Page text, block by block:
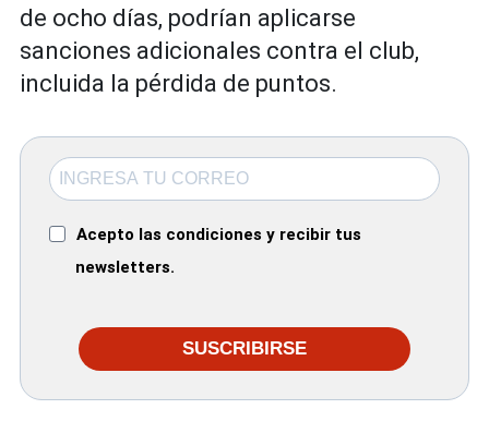
de ocho días, podrían aplicarse
sanciones adicionales contra el club,
incluida la pérdida de puntos.
Acepto las condiciones y recibir tus
newsletters.
SUSCRIBIRSE